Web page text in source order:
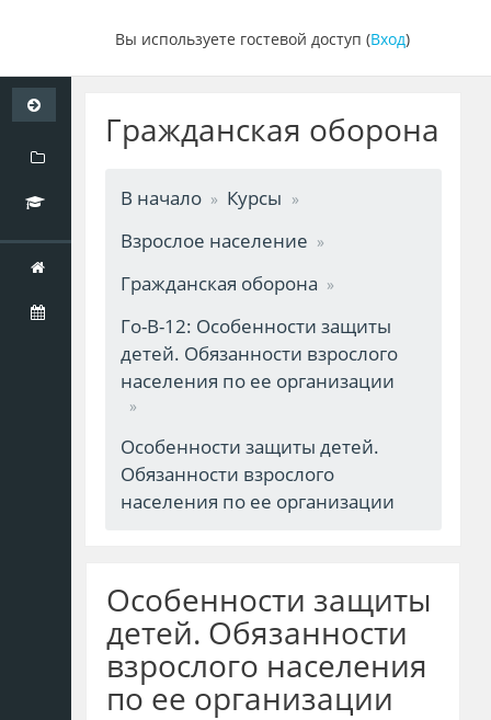
Перейти
основному
содержанию
Вы используете гостевой доступ (Вход)
Гражданская оборона
В начало
Курсы
Взрослое население
Гражданская оборона
Го-В-12: Особенности защиты
детей. Обязанности взрослого
населения по ее организации
Особенности защиты детей.
Обязанности взрослого
населения по ее организации
Особенности защиты
детей. Обязанности
взрослого населения
по ее организации